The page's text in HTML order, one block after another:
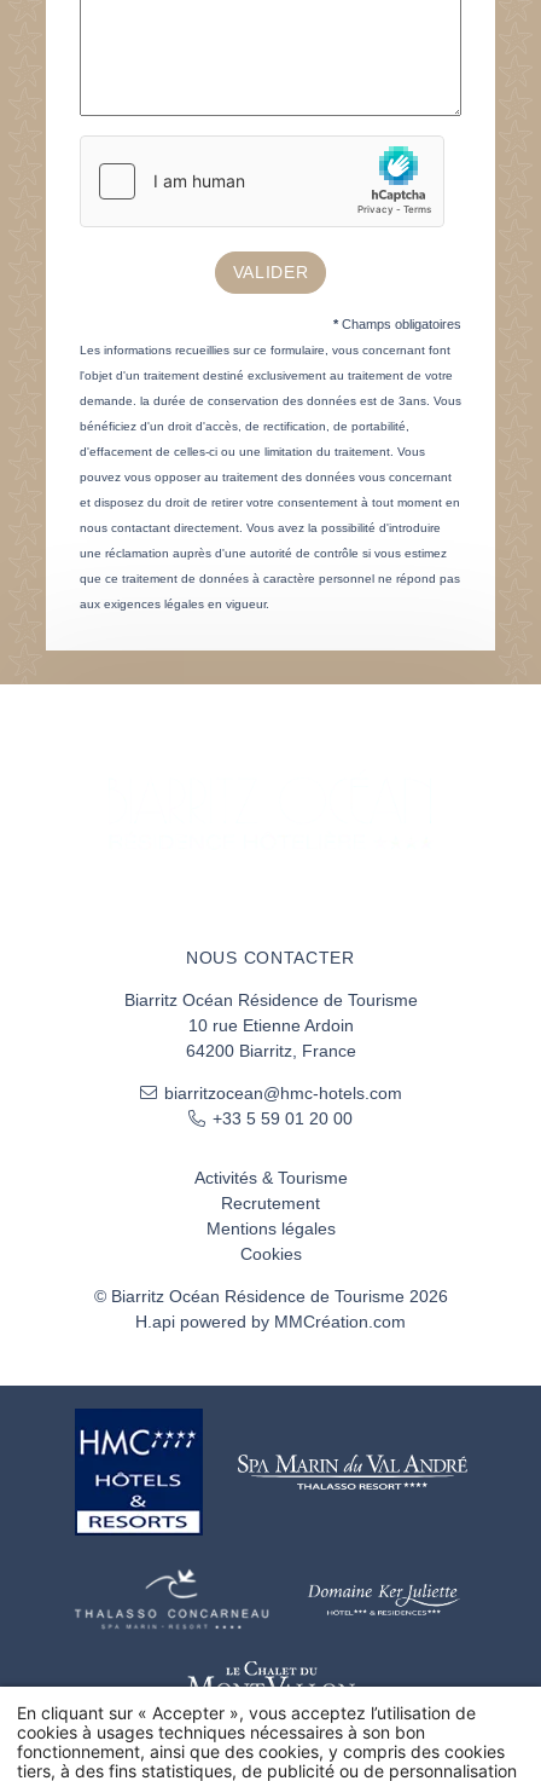
VALIDER
* Champs obligatoires
Les informations recueillies sur ce formulaire, vous concernant font
l'objet d'un traitement destiné exclusivement au traitement de votre
demande. la durée de conservation des données est de 3ans. Vous
bénéficiez d'un droit d'accès, de rectification, de portabilité,
d'effacement de celles-ci ou une limitation du traitement. Vous
pouvez vous opposer au traitement des données vous concernant
et disposez du droit de retirer votre consentement à tout moment en
nous contactant directement. Vous avez la possibilité d'introduire
une réclamation auprès d'une autorité de contrôle si vous estimez
que ce traitement de données à caractère personnel ne répond pas
aux exigences légales en vigueur.
NOUS CONTACTER
Biarritz Océan Résidence de Tourisme
10 rue Etienne Ardoin
64200 Biarritz, France
biarritzocean@hmc-hotels.com
+33 5 59 01 20 00
Activités & Tourisme
Recrutement
Mentions légales
Cookies
© Biarritz Océan Résidence de Tourisme 2026
H.api powered by MMCréation.com
En cliquant sur « Accepter », vous acceptez l’utilisation de
cookies à usages techniques nécessaires à son bon
fonctionnement, ainsi que des cookies, y compris des cookies
tiers, à des fins statistiques, de publicité ou de personnalisation